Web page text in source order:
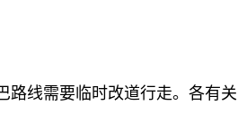
线需要临时改道行走。各有